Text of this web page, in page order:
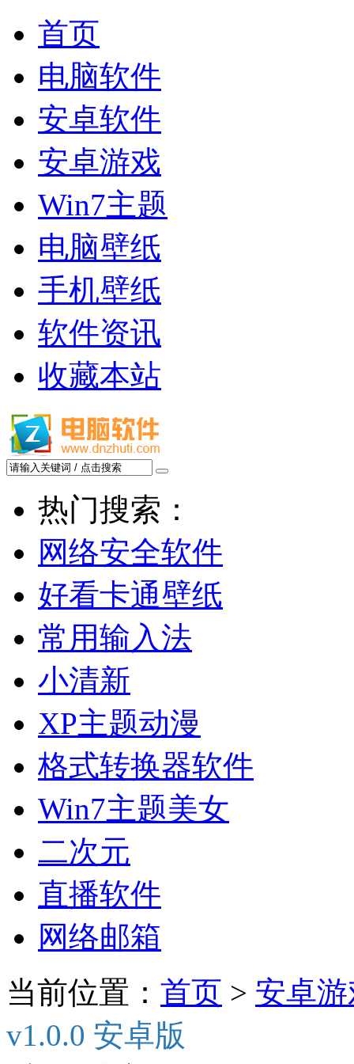
首页
电脑软件
安卓软件
安卓游戏
Win7主题
电脑壁纸
手机壁纸
软件资讯
收藏本站
热门搜索：
网络安全软件
好看卡通壁纸
常用输入法
小清新
XP主题动漫
格式转换器软件
Win7主题美女
二次元
直播软件
网络邮箱
当前位置： 首页 > 安卓
v1.0.0 安卓版